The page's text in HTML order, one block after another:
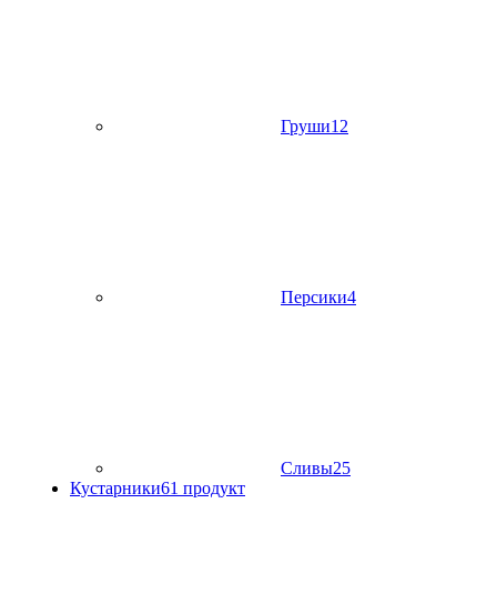
Груши12
Персики4
Сливы25
Кустарники61 продукт